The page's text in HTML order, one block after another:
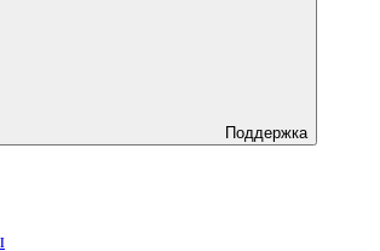
Поддержка